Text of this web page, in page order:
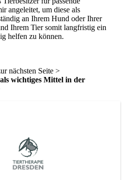
angeleitet, um diese als
an Ihrem Hund oder Ihrer
Ihrem Tier somit langfristig ein
helfen zu können.
nächsten Seite >
wichtiges Mittel in der